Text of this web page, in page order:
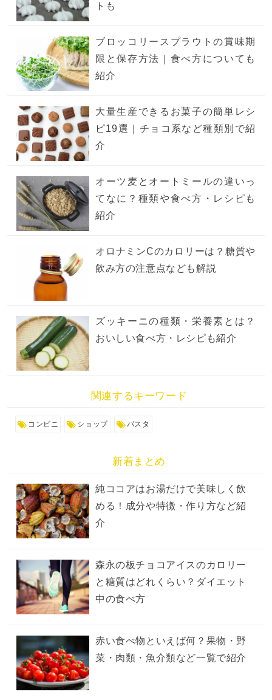
トも
ブロッコリースプラウトの賞味期
限と保存方法｜食べ方についても
紹介
大量生産できるお菓子の簡単レシ
ピ19選｜チョコ系など種類別で紹
介
オーツ麦とオートミールの違いっ
てなに？種類や食べ方・レシピも
紹介
オロナミンCのカロリーは？糖質や
飲み方の注意点なども解説
ズッキーニの種類・栄養素とは？
おいしい食べ方・レシピも紹介
関連するキーワード
コンビニ ショップ パスタ
新着まとめ
純ココアはお湯だけで美味しく飲
める！成分や特徴・作り方など紹
介
森永の板チョコアイスのカロリー
と糖質はどれくらい？ダイエット
中の食べ方
赤い食べ物といえば何？果物・野
菜・肉類・魚介類など一覧で紹介